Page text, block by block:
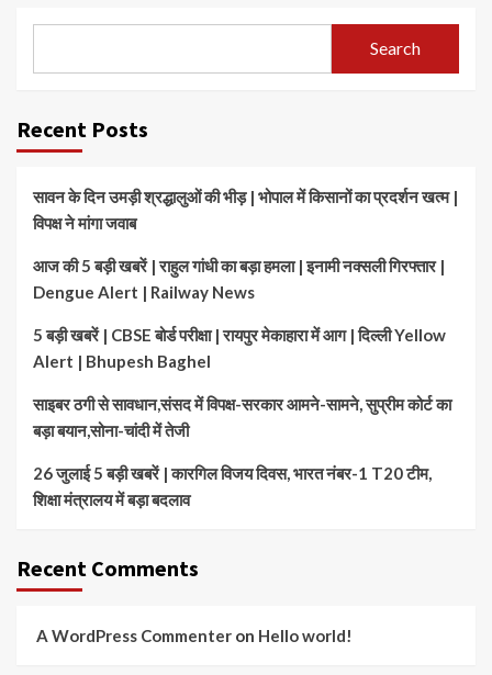
Search
Recent Posts
सावन के दिन उमड़ी श्रद्धालुओं की भीड़ | भोपाल में किसानों का प्रदर्शन खत्म |
विपक्ष ने मांगा जवाब
आज की 5 बड़ी खबरें | राहुल गांधी का बड़ा हमला | इनामी नक्सली गिरफ्तार |
Dengue Alert | Railway News
5 बड़ी खबरें | CBSE बोर्ड परीक्षा | रायपुर मेकाहारा में आग | दिल्ली Yellow
Alert | Bhupesh Baghel
साइबर ठगी से सावधान,संसद में विपक्ष-सरकार आमने-सामने, सुप्रीम कोर्ट का
बड़ा बयान,सोना-चांदी में तेजी
26 जुलाई 5 बड़ी खबरें | कारगिल विजय दिवस, भारत नंबर-1 T20 टीम,
शिक्षा मंत्रालय में बड़ा बदलाव
Recent Comments
A WordPress Commenter on Hello world!